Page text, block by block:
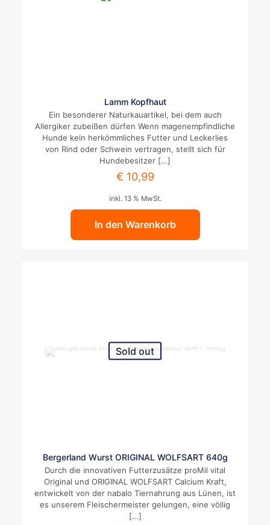
Lamm Kopfhaut
Ein besonderer Naturkauartikel, bei dem auch
Allergiker zubeißen dürfen Wenn magenempfindliche
Hunde kein herkömmliches Futter und Leckerlies
von Rind oder Schwein vertragen, stellt sich für
Hundebesitzer […]
€ 10,99
inkl. 13 % MwSt.
In den Warenkorb
Sold out
Bergerland Wurst ORIGINAL WOLFSART 640g
Durch die innovativen Futterzusätze proMil vital
Original und ORIGINAL WOLFSART Calcium Kraft,
entwickelt von der nabalo Tiernahrung aus Lünen, ist
es unserem Fleischermeister gelungen, eine völlig
[…]